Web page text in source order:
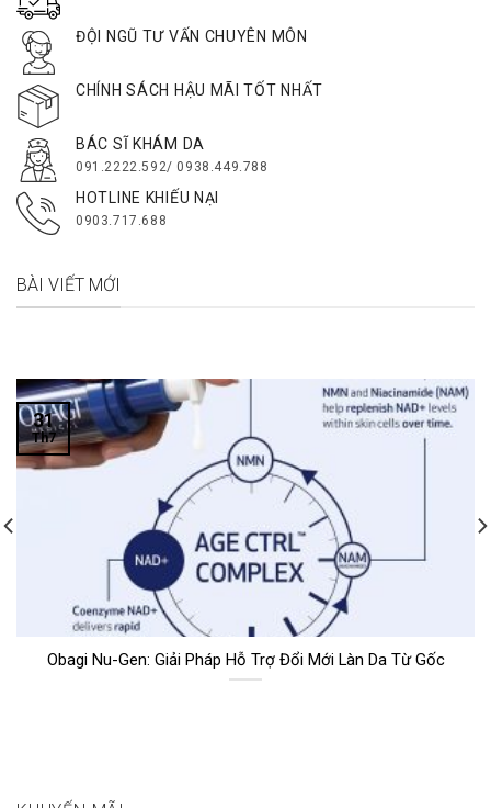
ĐỘI NGŨ TƯ VẤN CHUYÊN MÔN
CHÍNH SÁCH HẬU MÃI TỐT NHẤT
BÁC SĨ KHÁM DA
091.2222.592/ 0938.449.788
HOTLINE KHIẾU NẠI
0903.717.688
BÀI VIẾT MỚI
Obagi Nu-Gen: Giải Pháp Hỗ Trợ Đổi Mới Làn Da Từ Gốc
31
Th7